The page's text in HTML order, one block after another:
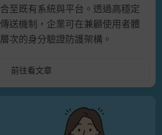
至既有系統與平台。透過高穩定
送機制，企業可在兼顧使用者體
次的身分驗證防護架構。
前往看文章